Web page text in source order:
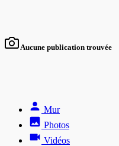
Aucune publication trouvée
Mur
Photos
Vidéos